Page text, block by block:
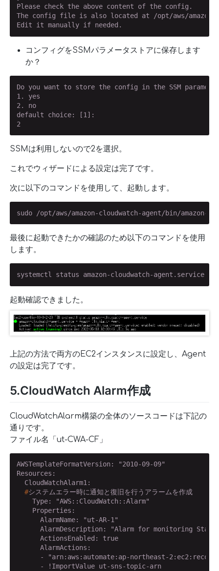
Please check the above content of the config.
The config file is also located at /opt/aws/amazon-
Edit it manually if needed.
コンフィグをSSMパラメータストアに保存します
か？
Do you want to store the config in the SSM
1. yes
2. no
default choice: [1]:
2
SSMは利用しないので2を選択。
これでウィザードによる設定は完了です。
次に以下のコマンドを使用して、起動します。
sudo /opt/aws/amazon-cloudwatch-agent/bin/
最後に起動できたかの確認のため以下のコマンドを使用
します。
systemctl status amazon-cloudwatch-agent.service
起動確認できました。
上記の方法で両方のEC2インスタンスに設定し、Agent
の設定は完了です。
5.CloudWatch Alarm作成
CloudWatchAlarm構築の全体のソースコードは下記の
通りです。
ファイル名「ut-CWA-CF」
AWSTemplateFormatVersion: "2010-09-09"
Resources:
  #
システムエラー時に通知と復旧を行うアラームを作成
    Type: "AWS::CloudWatch::Alarm"
    Properties:
      AlarmName: "ut-AR-1"
AlarmDescription: "Alarm for monitoring
      ActionsEnabled: true
      AlarmActions:
- "arn:aws:automate:ap-northeast-
      - !ImportValue ut-sns-topic-arn